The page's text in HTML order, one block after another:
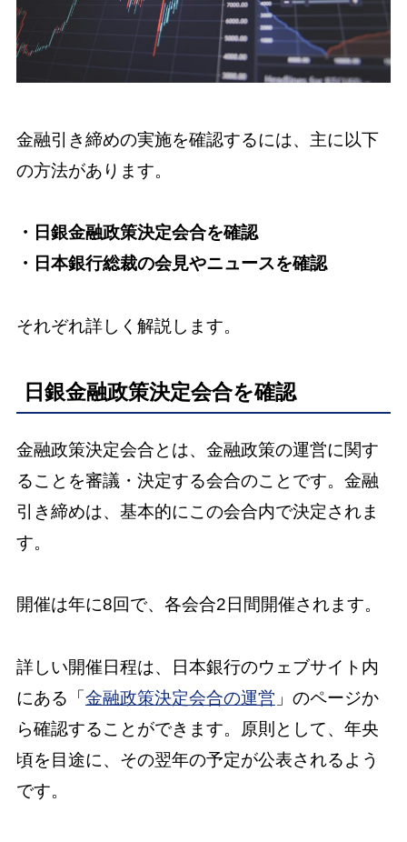
金融引き締めの実施を確認するには、主に以下
の方法があります。
・日銀金融政策決定会合を確認
・日本銀行総裁の会見やニュースを確認
それぞれ詳しく解説します。
日銀金融政策決定会合を確認
金融政策決定会合とは、金融政策の運営に関す
ることを審議・決定する会合のことです。金融
引き締めは、基本的にこの会合内で決定されま
す。
開催は年に8回で、各会合2日間開催されます。
詳しい開催日程は、日本銀行のウェブサイト内
にある「金融政策決定会合の運営 」のページか
ら確認することができます。原則として、年央
頃を目途に、その翌年の予定が公表されるよう
です。